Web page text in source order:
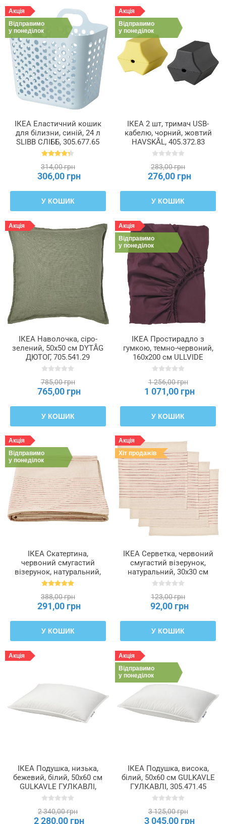
Акція
Відправимо
у понеділок
ІКЕА Еластичний кошик
для білизни, синій, 24 л
SLIBB СЛІББ, 305.677.65
314,00 грн
306,00 грн
У КОШИК
Акція
Відправимо
у понеділок
ІКЕА 2 шт, тримач USB-
кабелю, чорний, жовтий
HAVSKÅL, 405.372.83
283,00 грн
276,00 грн
У КОШИК
Акція
ІКЕА Наволочка, сіро-
зелений, 50x50 см DYTÅG
ДЮТОГ, 705.541.29
785,00 грн
765,00 грн
У КОШИК
Акція
Відправимо
у понеділок
ІКЕА Простирадло з
гумкою, темно-червоний,
160x200 см ULLVIDE
УЛЬВІДЕ, 705.580.85
1 256,00 грн
1 071,00 грн
У КОШИК
Акція
Відправимо
у понеділок
ІКЕА Скатертина,
червоний смугастий
візерунок, натуральний,
150x150 см VIPPSTARR,
388,00 грн
291,00 грн
У КОШИК
Акція
Хіт продажів
ІКЕА Серветка, червоний
смугастий візерунок,
натуральний, 30x30 см
VIPPSTARR, 405.591.90
123,00 грн
92,00 грн
У КОШИК
Акція
ІКЕА Подушка, низька,
бежевий, білий, 50x60 см
GULKAVLE ГУЛКАВЛІ,
705.186.88
2 340,00 грн
2 280,00 грн
Акція
Відправимо
у понеділок
ІКЕА Подушка, висока,
білий, 50x60 см GULKAVLE
ГУЛКАВЛІ, 305.471.45
3 125,00 грн
3 045,00 грн